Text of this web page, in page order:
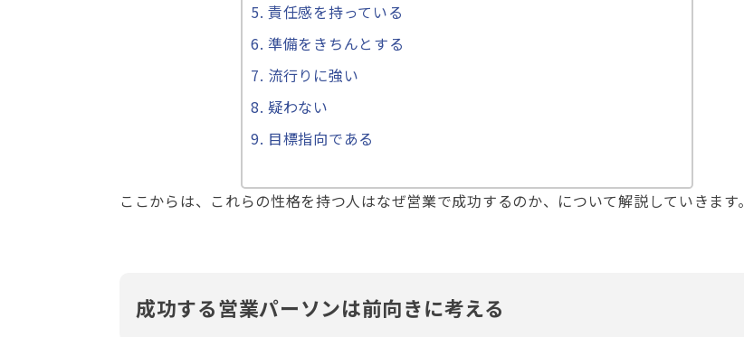
責任感を持っている
準備をきちんとする
流行りに強い
疑わない
目標指向である
ここからは、これらの性格を持つ人はなぜ営業で成功するのか、について解説していきます。
成功する営業パーソンは前向きに考える